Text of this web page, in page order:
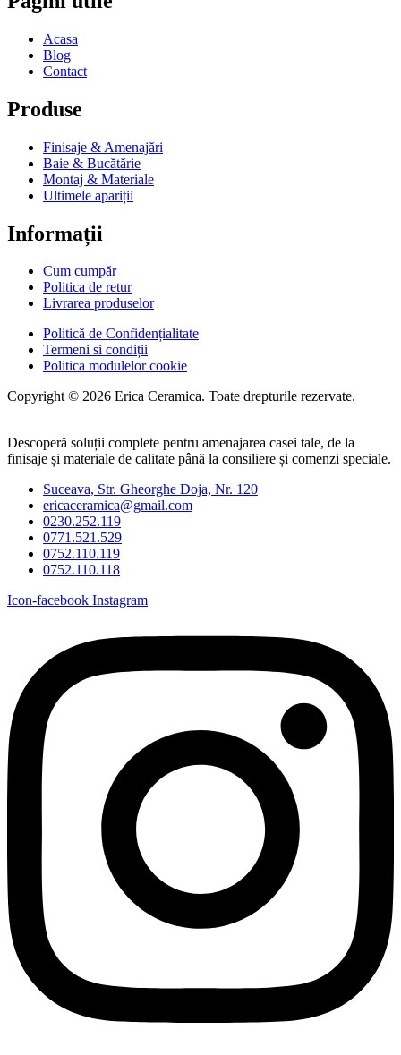
Acasa
Blog
Contact
Produse
Finisaje & Amenajări
Baie & Bucătărie
Montaj & Materiale
Ultimele apariții
Informații
Cum cumpăr
Politica de retur
Livrarea produselor
Politică de Confidențialitate
Termeni si condiții
Politica modulelor cookie
Copyright © 2026 Erica Ceramica. Toate drepturile rezervate.
Descoperă soluții complete pentru amenajarea casei tale, de la
finisaje și materiale de calitate până la consiliere și comenzi speciale.
Suceava, Str. Gheorghe Doja, Nr. 120
ericaceramica@gmail.com
0230.252.119
0771.521.529
0752.110.119
0752.110.118
Icon-facebook Instagram